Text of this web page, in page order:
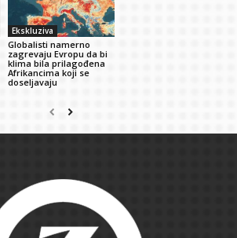
Ekskluziva
Globalisti namerno
zagrevaju Evropu da bi
klima bila prilagođena
Afrikancima koji se
doseljavaju